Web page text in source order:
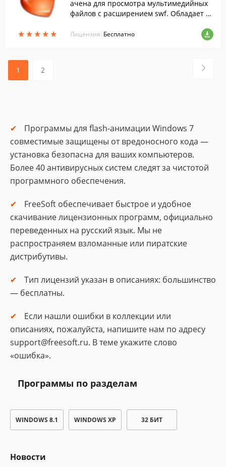
★★★★★
★★★★★
ачена для просмотра мультимедийных
файлов с расширением swf. Обладает п
Лицензия: Бесплатно
1 2
Программы для flash-анимации Windows 7
совместимые защищены от вредоносного кода —
установка безопасна для ваших компьютеров.
Более 40 антивирусных систем следят за чистотой
программного обеспечения.
FreeSoft обеспечивает быстрое и удобное
скачивание лицензионных программ, официально
переведенных на русский язык. Мы не
распространяем взломанные или пиратские
дистрибутивы.
Тип лицензий указан в описаниях: большинство
— бесплатны.
Если нашли ошибки в коллекции или
описаниях, пожалуйста, напишите нам по адресу
support@freesoft.ru. В теме укажите слово
«ошибка».
Программы по разделам
WINDOWS 8.1 WINDOWS XP 32 БИТ
Новости